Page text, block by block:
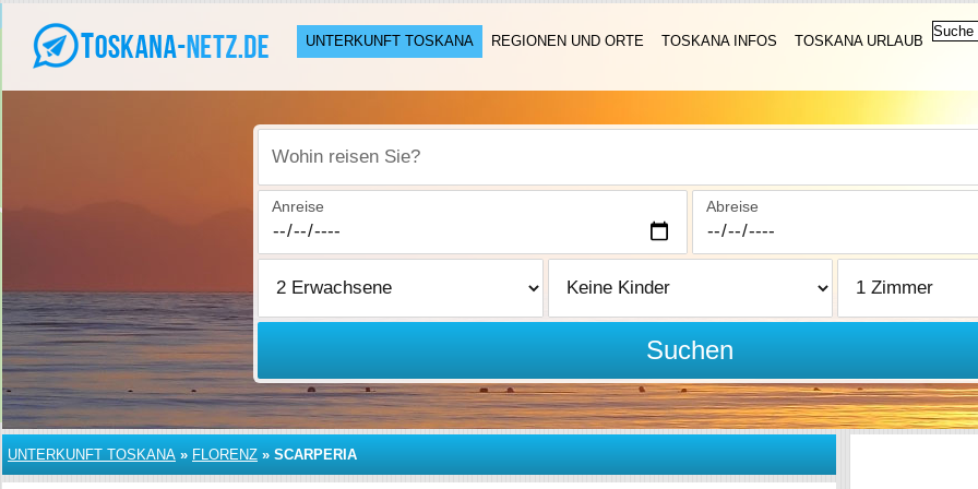
UNTERKUNFT TOSKANA REGIONEN UND ORTE TOSKANA INFOS TOSKANA URLAUB
Wohin reisen Sie?
Anreise Abreise
Suchen
UNTERKUNFT TOSKANA » FLORENZ » SCARPERIA